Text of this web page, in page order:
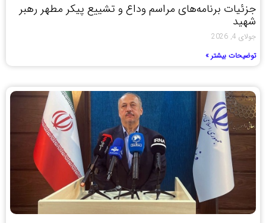
جزئیات برنامه‌های مراسم وداع و تشییع پیکر مطهر رهبر
شهید
جولای 4, 2026
توضیحات بیشتر »